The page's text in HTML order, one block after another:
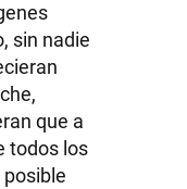
sin nadie
que a
todos los